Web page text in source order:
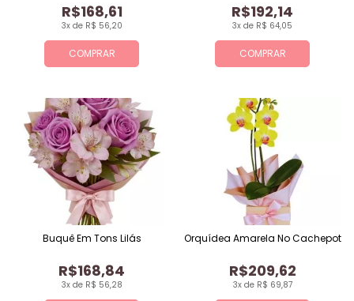
COMPRAR
3x de R$ 56,20
R$168,61
COMPRAR
3x de R$ 64,05
R$192,14
3x de R$ 56,28
R$168,84
Buquê Em Tons Lilás
3x de R$ 69,87
R$209,62
Orquídea Amarela No Cachepot